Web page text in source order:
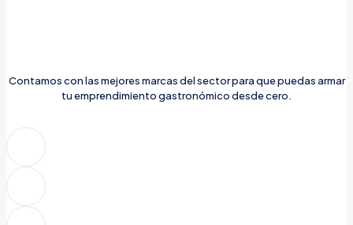
Contamos con las mejores marcas del sector para que puedas armar
tu emprendimiento gastronómico desde cero.